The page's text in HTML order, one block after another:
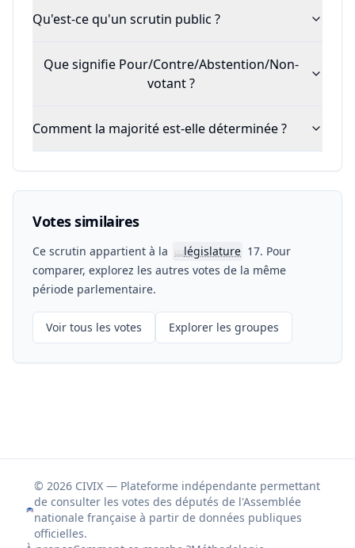
Qu'est-ce qu'un scrutin public ?
Que signifie Pour/Contre/Abstention/Non-
votant ?
Comment la majorité est-elle déterminée ?
Votes similaires
Ce scrutin appartient à la 📖législature 17. Pour
comparer, explorez les autres votes de la même
période parlementaire.
Voir tous les votes Explorer les groupes
© 2026 CIVIX — Plateforme indépendante permettant
de consulter les votes des députés de l'Assemblée
nationale française à partir de données publiques
officielles.